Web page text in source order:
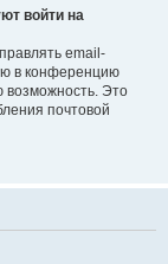
войти на
email-
в конференцию
возможность. Это
почтовой